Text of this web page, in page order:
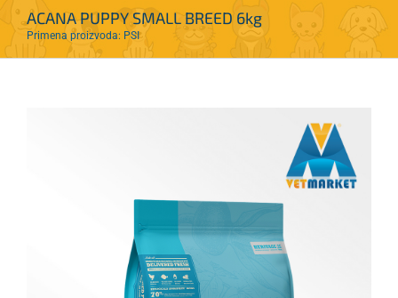
ACANA PUPPY SMALL BREED 6kg
Primena proizvoda: PSI